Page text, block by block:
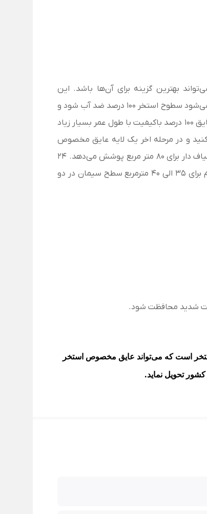
بهترین گزینه برای آن‌ها باشد. این
علاوه بر مقاومت در برابر اشعه UV، خاصیت چسبندگی، انعطاف پذیری و الانگیشن(کشسانی) بسیار بالایی دارد که باعث می‌شود سطوح استخر 100 درصد ضد آب شود و
پیشنهاد می‌گردد برای ایجاد یک عایق 100 درصد باکیفیت با طول عمر بسیار زیاد
و در مرحله اخر یک لایه عایق مخصوص
24
هر 10 کیلوگرم برای 35 الی 40 مترمربع سطح سیمان در دو
است که می‌تواند عایق مخصوص استخر
تحویل نماید.